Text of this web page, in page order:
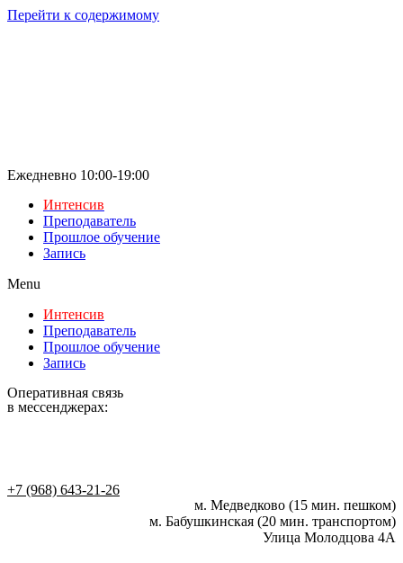
Перейти к содержимому
Ежедневно 10:00-19:00
Интенсив
Преподаватель
Прошлое обучение
Запись
Menu
Интенсив
Преподаватель
Прошлое обучение
Запись
Оперативная связь
в мессенджерах:
+7 (968) 643-21-26
м. Медведково (15 мин. пешком)
м. Бабушкинская (20 мин. транспортом)
Улица Молодцова 4А